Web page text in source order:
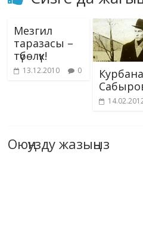
Мезгил
таразасы –
түбөлүк!
13.12.2010 0
Оюңузду жазыңыз